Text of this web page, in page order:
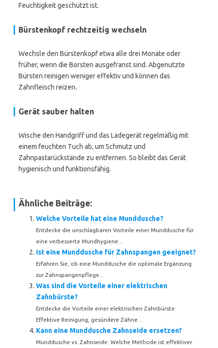
Feuchtigkeit geschützt ist.
Bürstenkopf rechtzeitig wechseln
Wechsle den Bürstenkopf etwa alle drei Monate oder
früher, wenn die Borsten ausgefranst sind. Abgenutzte
Bürsten reinigen weniger effektiv und können das
Zahnfleisch reizen.
Gerät sauber halten
Wische den Handgriff und das Ladegerät regelmäßig mit
einem feuchten Tuch ab, um Schmutz und
Zahnpastarückstände zu entfernen. So bleibt das Gerät
hygienisch und funktionsfähig.
Ähnliche Beiträge:
Welche Vorteile hat eine Munddusche?
Entdecke die unschlagbaren Vorteile einer Munddusche für
eine verbesserte Mundhygiene...
Ist eine Munddusche für Zahnspangen geeignet?
Erfahren Sie, ob eine Munddusche die optimale Ergänzung
zur Zahnspangenpflege...
Was sind die Vorteile einer elektrischen
Zahnbürste?
Entdecke die Vorteile einer elektrischen Zahnbürste:
Effektive Reinigung, gesündere Zähne...
Kann eine Munddusche Zahnseide ersetzen?
Munddusche vs. Zahnseide: Welche Methode ist effektiver